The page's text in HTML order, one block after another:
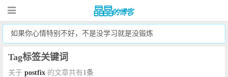
如果你心情特别不好，不是没学习就是没锻炼
Tag标签关键词
关于 postfix 的文章共有1条